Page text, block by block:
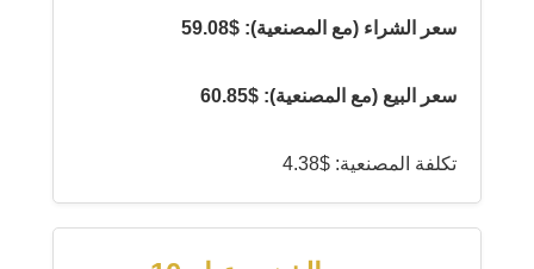
سعر الشراء (مع المصنعية): $59.08
سعر البيع (مع المصنعية): $60.85
تكلفة المصنعية: $4.38